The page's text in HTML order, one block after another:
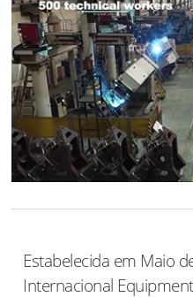
Estabelecida em Maio
Internacional